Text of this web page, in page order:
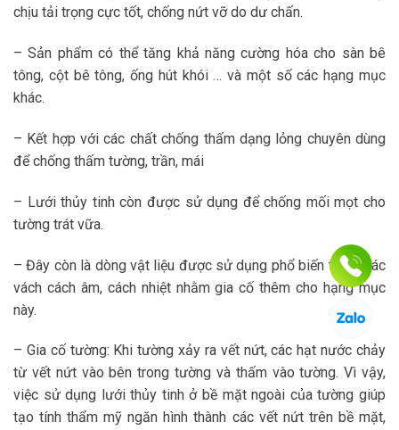
chịu tải trọng cực tốt, chống nứt vỡ do dư chấn.
– Sản phẩm có thể tăng khả năng cường hóa cho sàn bê
tông, cột bê tông, ống hút khói … và một số các hạng mục
khác.
– Kết hợp với các chất chống thấm dạng lỏng chuyên dùng
để chống thấm tường, trần, mái
– Lưới thủy tinh còn được sử dụng để chống mối mọt cho
tường trát vữa.
– Đây còn là dòng vật liệu được sử dụng phổ biến trong các
vách cách âm, cách nhiệt nhằm gia cố thêm cho hạng mục
này.
– Gia cố tường: Khi tường xảy ra vết nứt, các hạt nước chảy
từ vết nứt vào bên trong tường và thấm vào tường. Vì vậy,
việc sử dụng lưới thủy tinh ở bề mặt ngoài của tường giúp
tạo tính thẩm mỹ ngăn hình thành các vết nứt trên bề mặt,